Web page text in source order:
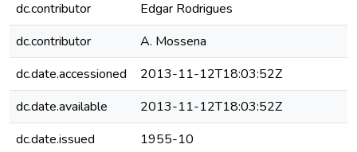
dc.contributor
Edgar Rodrigues
dc.contributor
A. Mossena
dc.date.accessioned
2013-11-12T18:03:52Z
dc.date.available
2013-11-12T18:03:52Z
dc.date.issued
1955-10